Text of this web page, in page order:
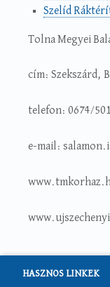
Szelíd
Tolna Megyei
cím: Szekszárd,
telefon: 0674/
e-mail:
HASZNOS LINKEK